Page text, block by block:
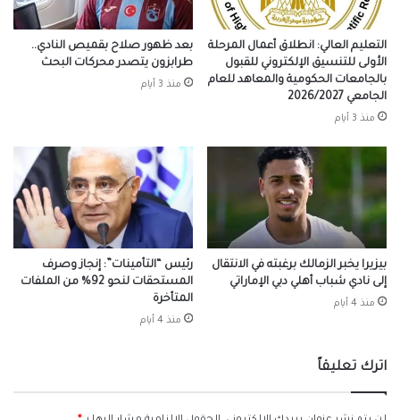
التعليم العالي: انطلاق أعمال المرحلة
الأولى للتنسيق الإلكتروني للقبول
بالجامعات الحكومية والمعاهد للعام
الجامعي 2026/2027
منذ 3 أيام
بعد ظهور صلاح بقميص النادي..
طرابزون يتصدر محركات البحث
منذ 3 أيام
بيزيرا يخبر الزمالك برغبته في الانتقال
إلى نادي شباب أهلي دبي الإماراتي
منذ 4 أيام
رئيس “التأمينات”: إنجاز وصرف
المستحقات لنحو 92% من الملفات
المتأخرة
منذ 4 أيام
اترك تعليقاً